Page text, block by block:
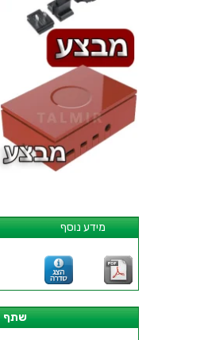
מידע נוסף
שתף